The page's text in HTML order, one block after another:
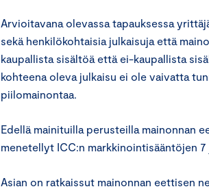
Arvioitavana olevassa tapauksessa
sekä henkilökohtaisia julkaisuja että
kaupallista sisältöä että ei-kaupallista
kohteena oleva julkaisu ei ole vaivatta
piilomainontaa.
Edellä mainituilla perusteilla mainonnan
menetellyt ICC:n markkinointisääntöjen
Asian on ratkaissut mainonnan eettisen